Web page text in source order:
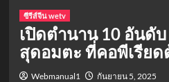
ซีรีส์จีน wetv
เปิดตำนาน 10 อันดั
สุดอมตะ ที่คอพีเรียด
Webmanual1 กันยายน 5, 2025